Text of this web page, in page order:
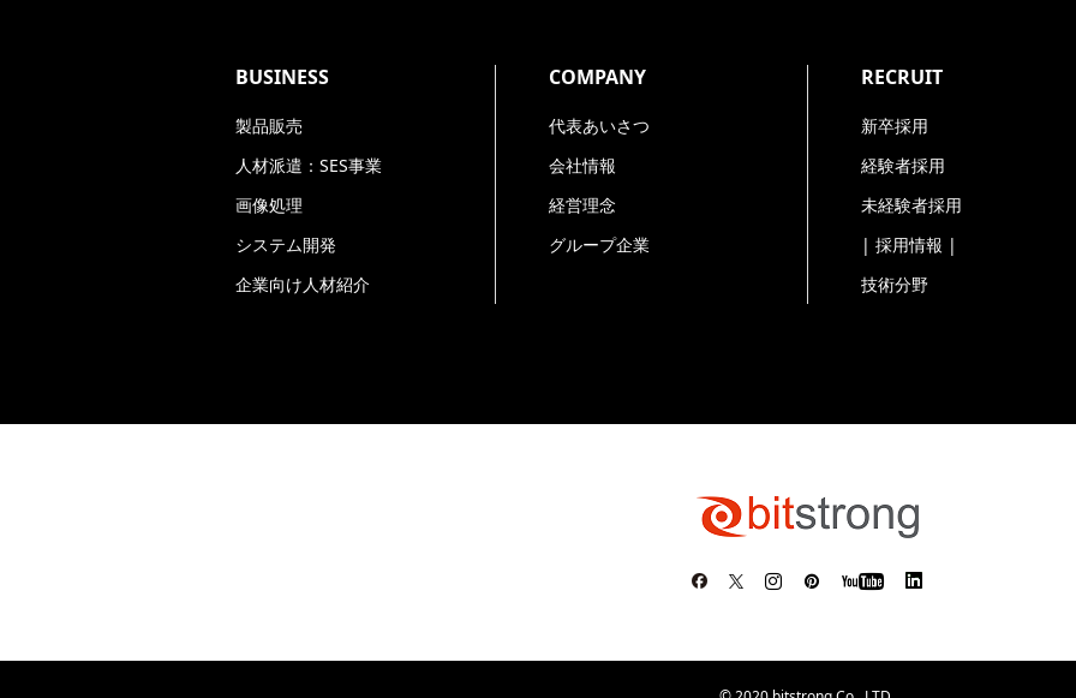
氏名*、会社名*（求人応募は不要）、メールアドレス*、電話番号*、住所*（会員登録、ユーザ登録のみ
*がついている項目は、本手続きにおいて入力が必須となります。
ご本人の同意がある場合または法令に基づく場合を除き、今回ご入力いただく個人情報は第三者に提供し
個人情報の委託について
本人からの求めにより、当社が本件により取得した個人情報の利用目的の通知・開示・内容の訂正・追
下記の連絡受付先で手続きをします。手続き書類は当社が発行します。
本人来社：運転免許証、健康保険証など
BUSINESS
製品販売
人材派遣：SES事業
画像処理
システム開発
企業向け人材紹介
COMPANY
代表あいさつ
会社情報
経営理念
グループ企業
RECRUIT
新卒採用
経験者採用
未経験者採用
| 採用情報 |
技術分野